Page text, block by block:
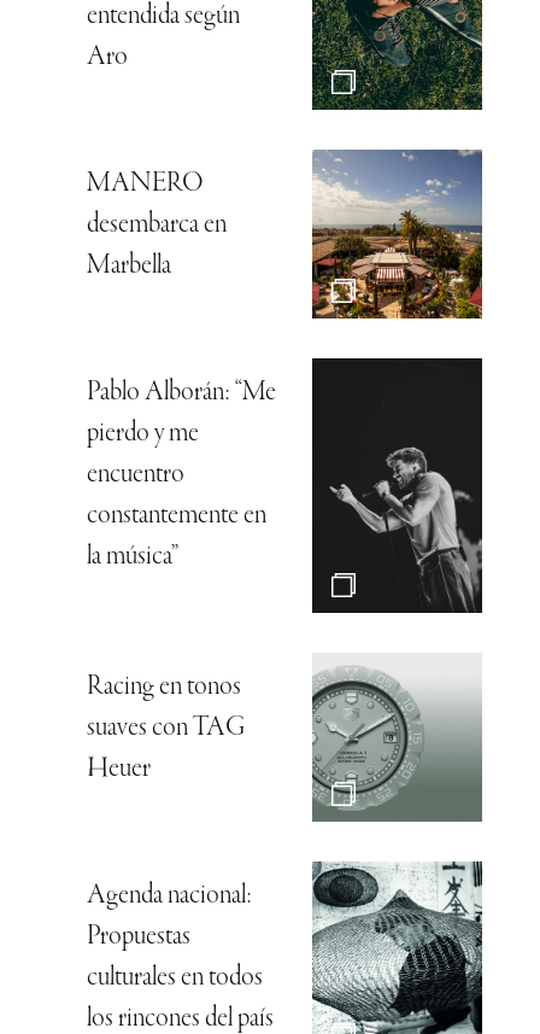
entendida según
Aro
MANERO
desembarca en
Marbella
Pablo Alborán: “Me
pierdo y me
encuentro
constantemente en
la música”
Racing en tonos
suaves con TAG
Heuer
Agenda nacional:
Propuestas
culturales en todos
los rincones del país